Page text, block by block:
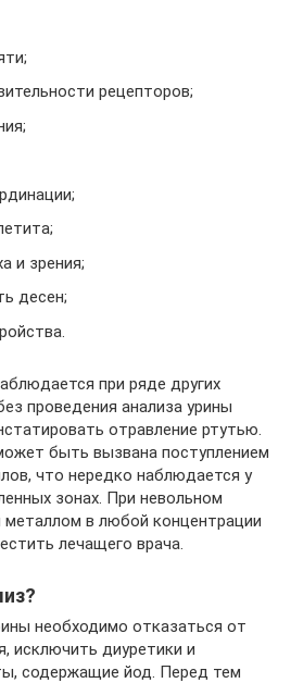
рецепторов;
и зрения;
десен;
при ряде других
проведения анализа урины
отравление ртутью.
быть вызвана поступлением
что нередко наблюдается у
зонах. При невольном
в любой концентрации
лечащего врача.
необходимо отказаться от
исключить диуретики и
содержащие йод. Перед тем